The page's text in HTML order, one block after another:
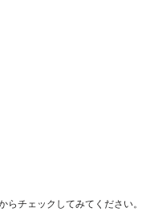
チェックしてみてください。